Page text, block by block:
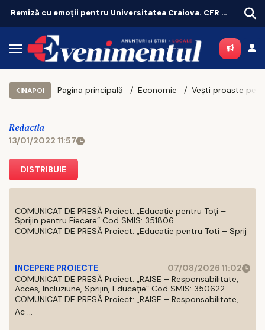
Remiză cu emoții pentru Universitatea Craiova. CFR Cluij, distrusă în Gruia!
INAPOI Pagina principală Economie
Redactia
13/01/2022 11:57
DISTRIBUIE
COMUNICAT DE PRESĂ Proiect: „Educație pentru Toți –
Sprijin pentru Fiecare” Cod SMIS: 351806
COMUNICAT DE PRESĂ Proiect: „Educatie pentru Toti – Sprij
...
INCEPERE PROIECTE
07/08/2026 11:02
COMUNICAT DE PRESĂ Proiect: „RAISE – Responsabilitate,
Acces, Incluziune, Sprijin, Educație” Cod SMIS: 350622
COMUNICAT DE PRESĂ Proiect: „RAISE – Responsabilitate,
Ac ...